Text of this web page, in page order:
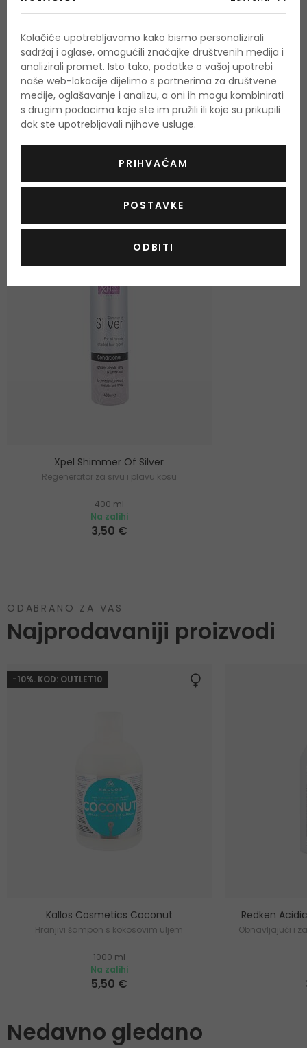
ste kupili.
Prema tipu kose Plava kosa, Sijeda kosa
Cruelty free
DA
OSTALI PROIZVODI IZ ASORTIMANA
Xpel Shimmer Of Silver
-20%. KOD: OUTLET20
Xpel Shimmer Of Silver
Regenerator za sivu i plavu kosu
400 ml
Na zalihi
3,50 €
ODABRANO ZA VAS
Najprodavaniji proizvodi
-10%. KOD: OUTLET10
Kallos Cosmetics Coconut
Hranjivi šampon s kokosovim uljem
1000 ml
Na zalihi
5,50 €
Redken
Obnavljajući i
Nedavno gledano
Kolačiće upotrebljavamo kako bismo personalizirali
sadržaj i oglase, omogućili značajke društvenih medija i
analizirali promet. Isto tako, podatke o vašoj upotrebi
naše web-lokacije dijelimo s partnerima za društvene
medije, oglašavanje i analizu, a oni ih mogu kombinirati
s drugim podacima koje ste im pružili ili koje su prikupili
dok ste upotrebljavali njihove usluge.
PRIHVAĆAM
POSTAVKE
ODBITI